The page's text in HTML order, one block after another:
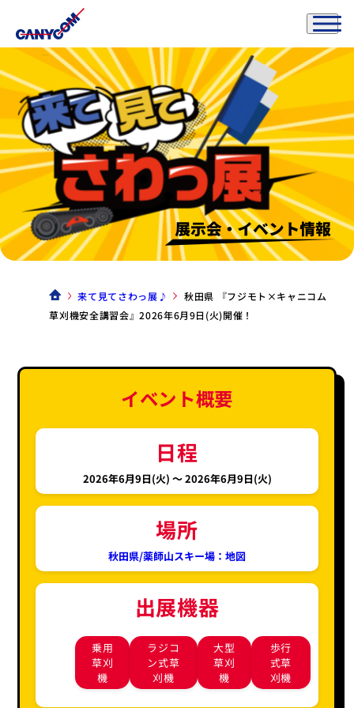
来て見てさわっ展♪
秋田県 『フジモト×キャニコム
草刈機安全講習会』2026年6月9日(火)開催！
イベント概要
日程
2026年6月9日(火) 〜2026年6月9日(火)
場所
秋田県/薬師山スキー場：地図
出展機器
乗用
草刈
機
ラジコ
ン式草
刈機
大型
草刈
機
歩行
式草
刈機